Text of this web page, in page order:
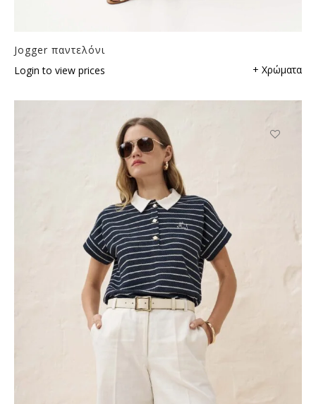
Jogger παντελόνι
Login to view prices
+ Χρώματα